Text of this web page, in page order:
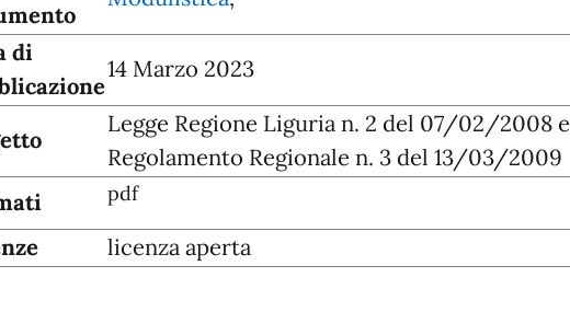
di
14 Marzo 2023
Legge Regione Liguria n. 2 del 07/02/2008 e
Regolamento Regionale n. 3 del 13/03/2009
pdf
licenza aperta